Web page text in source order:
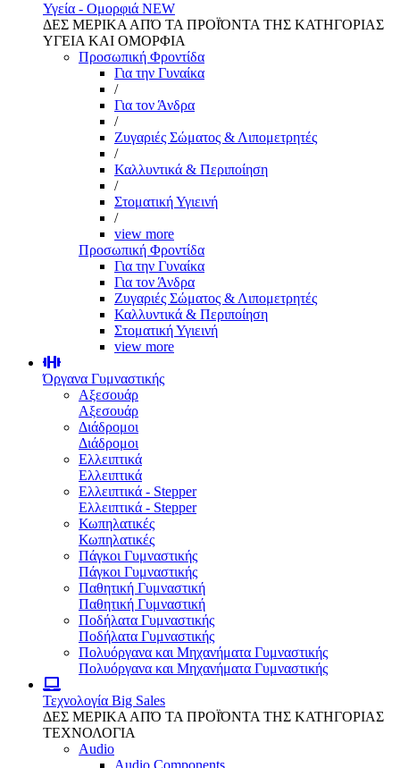
Υγεία - Ομορφιά NEW
ΔΕΣ ΜΕΡΙΚΑ ΑΠΌ ΤΑ ΠΡΟΪΌΝΤΑ ΤΗΣ ΚΑΤΗΓΟΡΙΑΣ
ΥΓΕΙΑ ΚΑΙ ΟΜΟΡΦΙΑ
Προσωπική Φροντίδα
Για την Γυναίκα
/
Για τον Άνδρα
/
Ζυγαριές Σώματος & Λιπομετρητές
/
Καλλυντικά & Περιποίηση
/
Στοματική Υγιεινή
/
view more
Προσωπική Φροντίδα
Για την Γυναίκα
Για τον Άνδρα
Ζυγαριές Σώματος & Λιπομετρητές
Καλλυντικά & Περιποίηση
Στοματική Υγιεινή
view more
Όργανα Γυμναστικής
Αξεσουάρ
Αξεσουάρ
Διάδρομοι
Διάδρομοι
Ελλειπτικά
Ελλειπτικά
Ελλειπτικά - Stepper
Ελλειπτικά - Stepper
Κωπηλατικές
Κωπηλατικές
Πάγκοι Γυμναστικής
Πάγκοι Γυμναστικής
Παθητική Γυμναστική
Παθητική Γυμναστική
Ποδήλατα Γυμναστικής
Ποδήλατα Γυμναστικής
Πολυόργανα και Μηχανήματα Γυμναστικής
Πολυόργανα και Μηχανήματα Γυμναστικής
Τεχνολογία Big Sales
ΔΕΣ ΜΕΡΙΚΑ ΑΠΌ ΤΑ ΠΡΟΪΌΝΤΑ ΤΗΣ ΚΑΤΗΓΟΡΙΑΣ
ΤΕΧΝΟΛΟΓΙΑ
Audio
Audio Components